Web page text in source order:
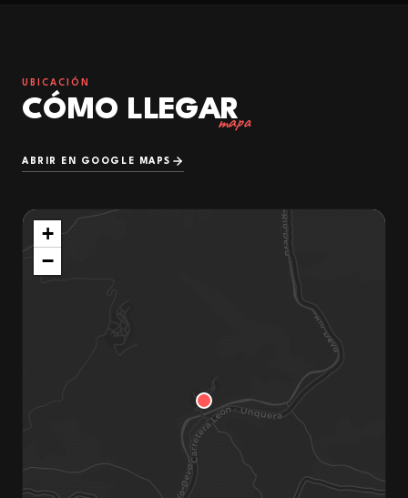
UBICACIÓN
CÓMO LLEGAR
mapa
ABRIR EN GOOGLE MAPS
+
−